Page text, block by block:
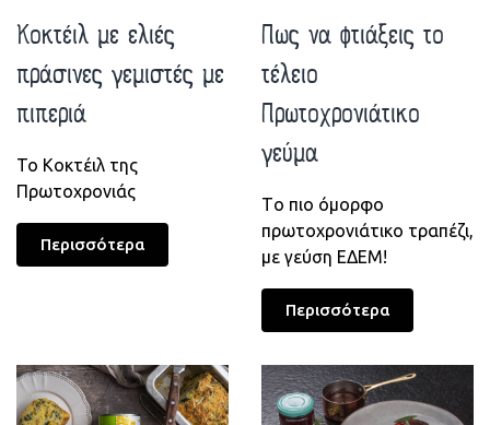
Κοκτέιλ με ελιές
πράσινες γεμιστές με
πιπεριά
To Κοκτέιλ της
Πρωτοχρονιάς
Περισσότερα
Πως να φτιάξεις το
τέλειο
Πρωτοχρονιάτικο
γεύμα
Tο πιο όμορφο
πρωτοχρονιάτικο τραπέζι,
με γεύση ΕΔΕΜ!
Περισσότερα